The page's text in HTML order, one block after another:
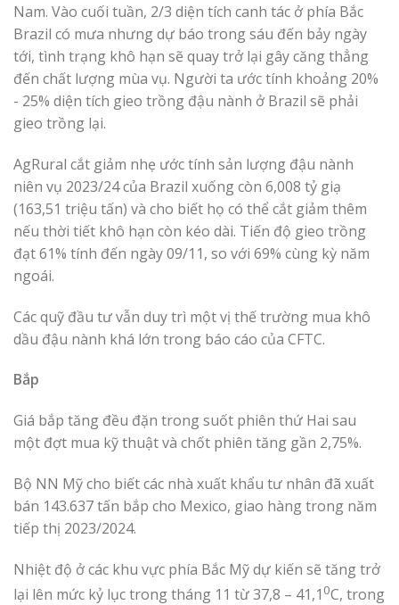
Nam. Vào cuối tuần, 2/3 diện tích canh tác ở phía Bắc
Brazil có mưa nhưng dự báo trong sáu đến bảy ngày
tới, tình trạng khô hạn sẽ quay trở lại gây căng thẳng
đến chất lượng mùa vụ. Người ta ước tính khoảng 20% ​​
- 25% diện tích gieo trồng đậu nành ở Brazil sẽ phải
gieo trồng lại.
AgRural cắt giảm nhẹ ước tính sản lượng đậu nành
niên vụ 2023/24 của Brazil xuống còn 6,008 tỷ giạ
(163,51 triệu tấn) và cho biết họ có thể cắt giảm thêm
nếu thời tiết khô hạn còn kéo dài. Tiến độ gieo trồng
đạt 61% tính đến ngày 09/11, so với 69% cùng kỳ năm
ngoái.
Các quỹ đầu tư vẫn duy trì một vị thế trường mua khô
dầu đậu nành khá lớn trong báo cáo của CFTC.
Bắp
Giá bắp tăng đều đặn trong suốt phiên thứ Hai sau
một đợt mua kỹ thuật và chốt phiên tăng gần 2,75%.
Bộ NN Mỹ cho biết các nhà xuất khẩu tư nhân đã xuất
bán 143.637 tấn bắp cho Mexico, giao hàng trong năm
tiếp thị 2023/2024.
Nhiệt độ ở các khu vực phía Bắc Mỹ dự kiến ​​​​sẽ tăng trở
lại lên mức kỷ lục trong tháng 11 từ 37,8 – 41,1 0C, trong